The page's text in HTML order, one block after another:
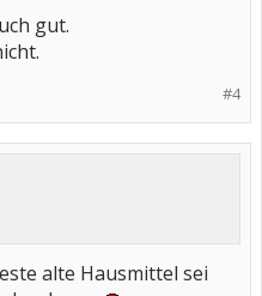
gut.
#4
alte Hausmittel sei